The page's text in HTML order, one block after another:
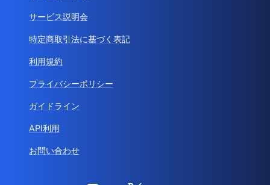
サービス説明会
特定商取引法に基づく表記
利用規約
プライバシーポリシー
ガイドライン
API利用
お問い合わせ